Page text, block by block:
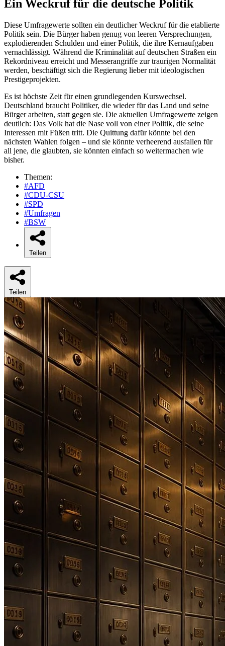
Ein Weckruf für die deutsche Politik
Diese Umfragewerte sollten ein deutlicher Weckruf für die etablierte
Politik sein. Die Bürger haben genug von leeren Versprechungen,
explodierenden Schulden und einer Politik, die ihre Kernaufgaben
vernachlässigt. Während die Kriminalität auf deutschen Straßen ein
Rekordniveau erreicht und Messerangriffe zur traurigen Normalität
werden, beschäftigt sich die Regierung lieber mit ideologischen
Prestigeprojekten.
Es ist höchste Zeit für einen grundlegenden Kurswechsel.
Deutschland braucht Politiker, die wieder für das Land und seine
Bürger arbeiten, statt gegen sie. Die aktuellen Umfragewerte zeigen
deutlich: Das Volk hat die Nase voll von einer Politik, die seine
Interessen mit Füßen tritt. Die Quittung dafür könnte bei den
nächsten Wahlen folgen – und sie könnte verheerend ausfallen für
all jene, die glaubten, sie könnten einfach so weitermachen wie
bisher.
Themen:
#AFD
#CDU-CSU
#SPD
#Umfragen
#BSW
Teilen
Teilen